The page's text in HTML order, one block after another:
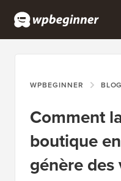
WPBEGINNER BLOG
Comment
boutique
génère